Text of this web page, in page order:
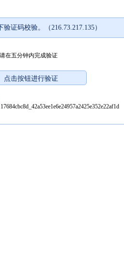
证码校验。（216.73.217.135）
请在五分钟内完成验证